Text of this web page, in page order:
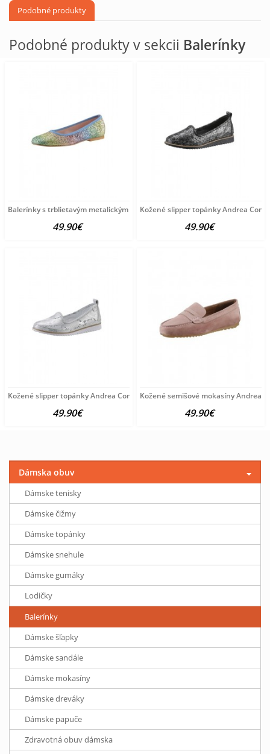
Podobné produkty
Podobné produkty v sekcii Balerínky
Balerínky s trblietavým metalickým vzhľadom HEINE, farebné
49.90€
Kožené slipper topánky Andrea
49.90€
Kožené slipper topánky Andrea Conti, bielo-strieborné
49.90€
Kožené semišové mokasíny Andrea
49.90€
Dámska obuv
Dámske tenisky
Dámske čižmy
Dámske topánky
Dámske snehule
Dámske gumáky
Lodičky
Balerínky
Dámske šľapky
Dámske sandále
Dámske mokasíny
Dámske dreváky
Dámske papuče
Zdravotná obuv dámska